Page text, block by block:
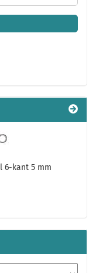
6-kant 5 mm